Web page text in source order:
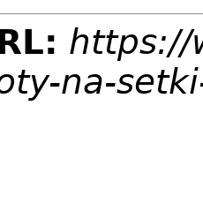
https://
na-